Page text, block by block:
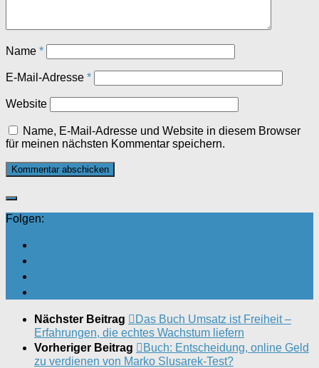
Name *
E-Mail-Adresse *
Website
Name, E-Mail-Adresse und Website in diesem Browser
für meinen nächsten Kommentar speichern.
Folgen:
Nächster Beitrag
Das Buch Umsatz ist Freiheit –
Erfahrungen, die echtes Wachstum liefern
Vorheriger Beitrag
Buch: Entscheidung, online Geld
zu verdienen von Marko Slusarek-Test?